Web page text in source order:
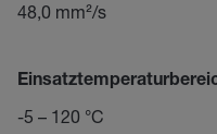
48,0 mm²/s
-5 – 120 °C